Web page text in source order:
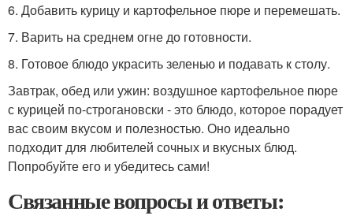
6. Добавить курицу и картофельное пюре и перемешать.
7. Варить на среднем огне до готовности.
8. Готовое блюдо украсить зеленью и подавать к столу.
Завтрак, обед или ужин: воздушное картофельное пюре
с курицей по-строгановски - это блюдо, которое порадует
вас своим вкусом и полезностью. Оно идеально
подходит для любителей сочных и вкусных блюд.
Попробуйте его и убедитесь сами!
Связанные вопросы и ответы: